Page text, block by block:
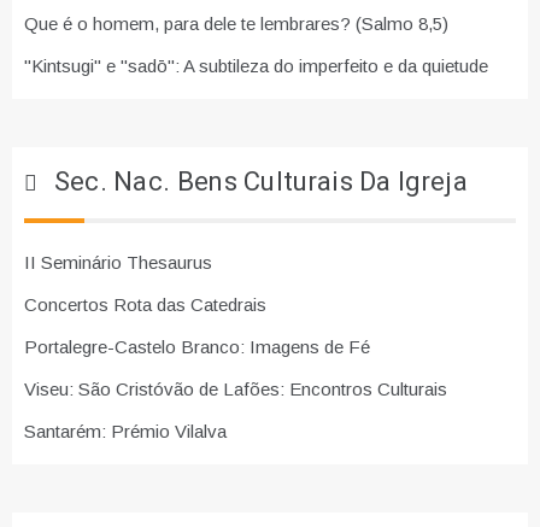
Que é o homem, para dele te lembrares? (Salmo 8,5)
"Kintsugi" e "sadō": A subtileza do imperfeito e da quietude
Sec. Nac. Bens Culturais Da Igreja
II Seminário Thesaurus
Concertos Rota das Catedrais
Portalegre-Castelo Branco: Imagens de Fé
Viseu: São Cristóvão de Lafões: Encontros Culturais
Santarém: Prémio Vilalva